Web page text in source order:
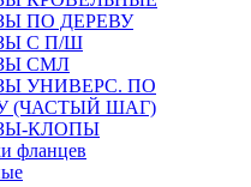
ПО ДЕРЕВУ
С П/Ш
СМЛ
УНИВЕРС. ПО
(ЧАСТЫЙ ШАГ)
КЛОПЫ
фланцев